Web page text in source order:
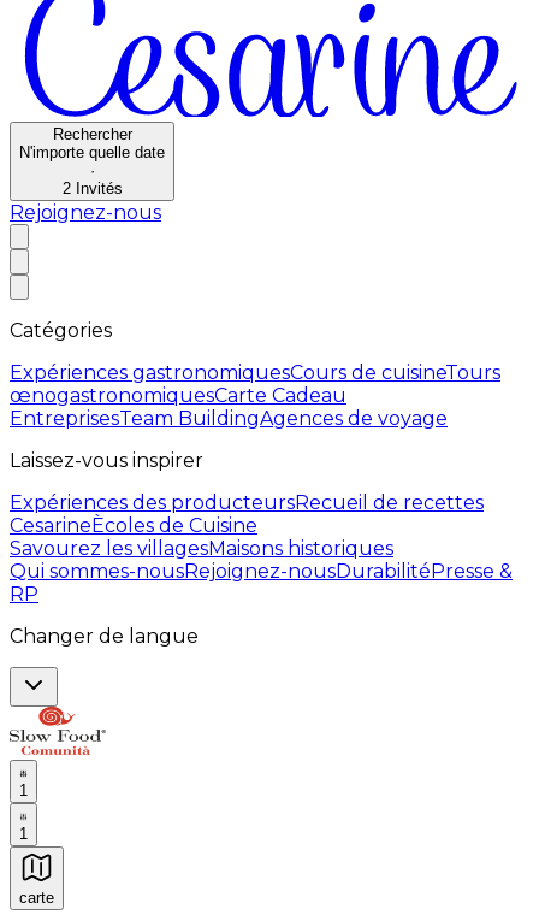
Rechercher
N'importe quelle date
·
2 Invités
Rejoignez-nous
Catégories
Expériences gastronomiquesCours de cuisineTours
œnogastronomiquesCarte Cadeau
EntreprisesTeam BuildingAgences de voyage
Laissez-vous inspirer
Expériences des producteursRecueil de recettes
CesarineÈcoles de Cuisine
Savourez les villagesMaisons historiques
Qui sommes-nousRejoignez-nousDurabilitéPresse &
RP
Changer de langue
1
1
carte